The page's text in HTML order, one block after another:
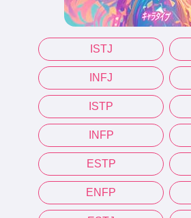
ISTJ
INFJ
ISTP
INFP
ESTP
ENFP